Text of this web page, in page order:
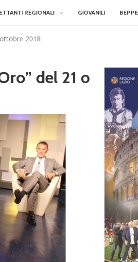
REGIONALI GIOVANILI
2018
del 21 o